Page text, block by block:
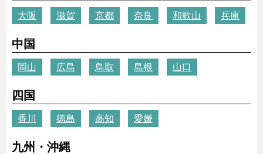
大阪 滋賀 京都 奈良 和歌山 兵庫
中国
岡山 広島 鳥取 島根 山口
四国
香川 徳島 高知 愛媛
九州・沖縄